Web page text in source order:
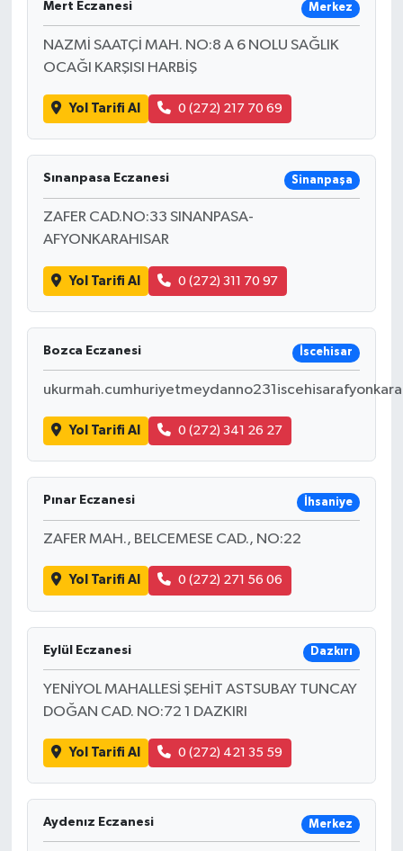
Mert Eczanesi Merkez
NAZMİ SAATÇİ MAH. NO:8 A 6 NOLU SAĞLIK
OCAĞI KARŞISI HARBİŞ
Yol Tarifi Al 0 (272) 217 70 69
Sınanpasa Eczanesi Sinanpaşa
ZAFER CAD.NO:33 SINANPASA-
AFYONKARAHISAR
Yol Tarifi Al 0 (272) 311 70 97
Bozca Eczanesi İscehisar
Yol Tarifi Al 0 (272) 341 26 27
Pınar Eczanesi İhsaniye
ZAFER MAH., BELCEMESE CAD., NO:22
Yol Tarifi Al 0 (272) 271 56 06
Eylül Eczanesi Dazkırı
YENİYOL MAHALLESİ ŞEHİT ASTSUBAY TUNCAY
DOĞAN CAD. NO:72 1 DAZKIRI
Yol Tarifi Al 0 (272) 421 35 59
Aydenız Eczanesi Merkez